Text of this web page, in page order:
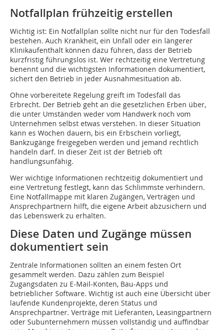
Notfallplan frühzeitig erstellen
Wichtig ist: Ein Notfallplan sollte nicht nur für den Todesfall
bestehen. Auch Krankheit, ein Unfall oder ein längerer
Klinikaufenthalt können dazu führen, dass der Betrieb
kurzfristig führungslos ist. Wer rechtzeitig eine Vertretung
benennt und die wichtigsten Informationen dokumentiert,
sichert den Betrieb in jeder Ausnahmesituation ab.
Ohne vorbereitete Regelung greift im Todesfall das
Erbrecht. Der Betrieb geht an die gesetzlichen Erben über,
die unter Umständen weder vom Handwerk noch vom
Unternehmen selbst etwas verstehen. In dieser Situation
kann es Wochen dauern, bis ein Erbschein vorliegt,
Bankzugänge freigegeben werden und jemand rechtlich
handeln darf. In dieser Zeit ist der Betrieb oft
handlungsunfähig.
Wer wichtige Informationen rechtzeitig dokumentiert und
eine Vertretung festlegt, kann das Schlimmste verhindern.
Eine Notfallmappe mit klaren Zugängen, Verträgen und
Ansprechpartnern hilft, die eigene Arbeit abzusichern und
das Lebenswerk zu erhalten.
Diese Daten und Zugänge müssen
dokumentiert sein
Zentrale Informationen sollten an einem festen Ort
gesammelt werden. Dazu zählen zum Beispiel
Zugangsdaten zu E-Mail-Konten, Bau-Apps und
betrieblicher Software. Wichtig ist auch eine Übersicht über
laufende Kundenprojekte, deren Status und
Ansprechpartner. Verträge mit Lieferanten, Leasingpartnern
oder Subunternehmern müssen vollständig und auffindbar